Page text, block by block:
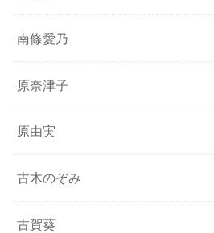
南條愛乃
原奈津子
原由実
古木のぞみ
古賀葵